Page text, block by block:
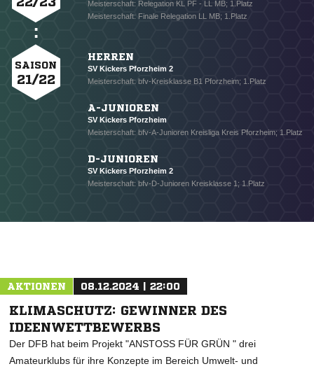
* Pflichtfelder
Meisterschaft: Relegation KL PF - LL MB; 1.Platz
Meisterschaft: Finale Relegation LL MB; 1.Platz
SAISON
21/22
HERREN
SV Kickers Pforzheim 2
Meisterschaft: bfv-Kreisklasse B1 Pforzheim; 1.Platz
A-JUNIOREN
SV Kickers Pforzheim
Meisterschaft: bfv-A-Junioren Kreisliga Kreis Pforzheim; 1.Platz
D-JUNIOREN
SV Kickers Pforzheim 2
Meisterschaft: bfv-D-Junioren Kreisklasse 1; 1.Platz
AKTIONEN 08.12.2024 | 22:00
KLIMASCHUTZ: GEWINNER DES
IDEENWETTBEWERBS
Der DFB hat beim Projekt "ANSTOSS FÜR GRÜN " drei
Amateurklubs für ihre Konzepte im Bereich Umwelt- und